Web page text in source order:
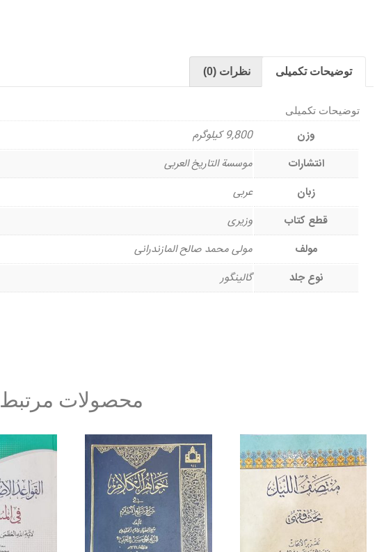
توضیحات تکمیلی نظرات (0)
توضیحات تکمیلی
وزن
9,800 کیلوگرم
انتشارات
موسسة التاریخ العربی
زبان
عربی
قطع کتاب
وزیری
مولف
مولی محمد صالح المازندرانی
نوع جلد
گالینگور
محصولات مرتبط